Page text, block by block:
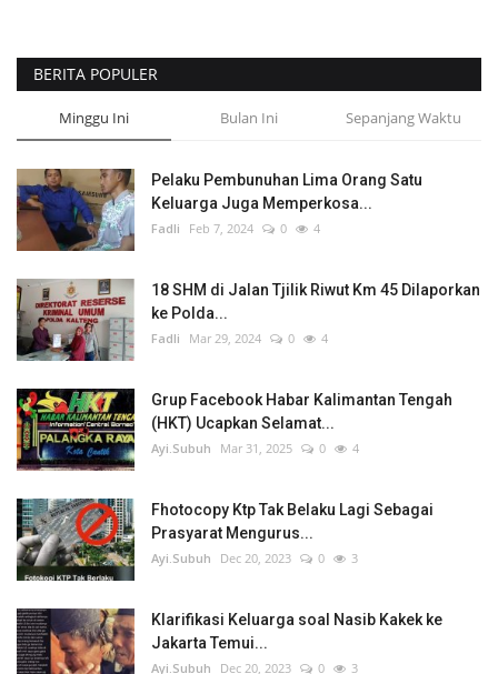
BERITA POPULER
Minggu Ini Bulan Ini Sepanjang Waktu
Pelaku Pembunuhan Lima Orang Satu
Keluarga Juga Memperkosa...
Fadli Feb 7, 2024 0 4
18 SHM di Jalan Tjilik Riwut Km 45 Dilaporkan
ke Polda...
Fadli Mar 29, 2024 0 4
Grup Facebook Habar Kalimantan Tengah
(HKT) Ucapkan Selamat...
Ayi.Subuh Mar 31, 2025 0 4
Fhotocopy Ktp Tak Belaku Lagi Sebagai
Prasyarat Mengurus...
Ayi.Subuh Dec 20, 2023 0 3
Klarifikasi Keluarga soal Nasib Kakek ke
Jakarta Temui...
Ayi.Subuh Dec 20, 2023 0 3